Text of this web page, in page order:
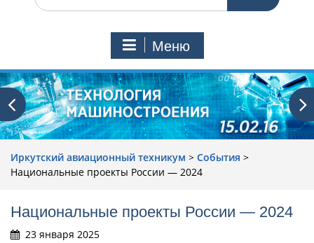
Меню
Иркутский авиационный техникум > События >
Национальные проекты России — 2024
Национальные проекты России — 2024
23 января 2025